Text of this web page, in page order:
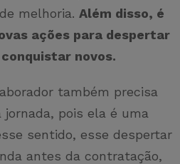
melhoria. Além disso, é
ações para despertar
novos.
também precisa
pois ela é uma
sentido, esse despertar
antes da contratação,